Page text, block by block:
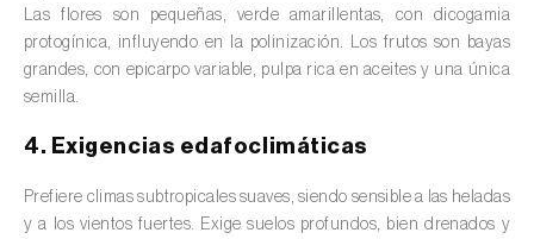
Aromáticas, condimentarias y medicinales
(Coriandrum, Petroselinum, Mentha, Ocimum,
Artemisia, Foeniculum, Laurus, Majorana,
Avellano (Corylus avellana L.)
Las flores son pequeñas, verde amarillentas, con dicogamia
protogínica, influyendo en la polinización. Los frutos son bayas
grandes, con epicarpo variable, pulpa rica en aceites y una única
semilla.
4. Exigencias edafoclimáticas
Prefiere climas subtropicales suaves, siendo sensible a las heladas
y a los vientos fuertes. Exige suelos profundos, bien drenados y